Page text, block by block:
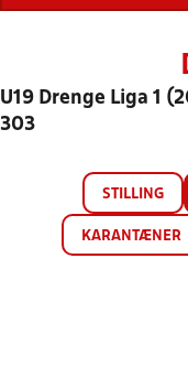
U19 Drenge Liga 1
303
STILLING
KARANTÆNER